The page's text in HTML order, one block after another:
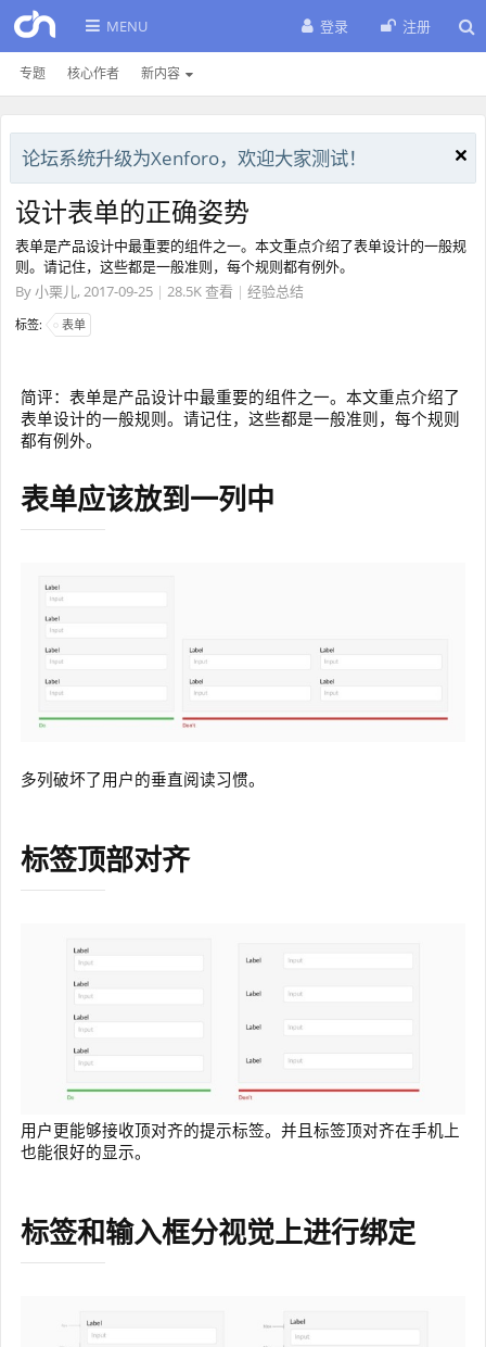
MENU
专题 核心作者 新内容
登录 注册
论坛系统升级为Xenforo，欢迎大家测试！
设计表单的正确姿势
表单是产品设计中最重要的组件之一。本文重点介绍了表单设计的一般规
则。请记住，这些都是一般准则，每个规则都有例外。
By小栗儿, 2017-09-25 | 28.5K 查看 | 经验总结
标签: 表单
简评：表单是产品设计中最重要的组件之一。本文重点介绍了
表单设计的一般规则。请记住，这些都是一般准则，每个规则
都有例外。
表单应该放到一列中
多列破坏了用户的垂直阅读习惯。
标签顶部对齐
用户更能够接收顶对齐的提示标签。并且标签顶对齐在手机上
也能很好的显示。
标签和输入框分视觉上进行绑定